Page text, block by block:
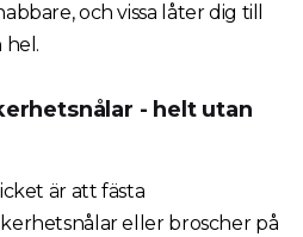
och vissa låter dig till
hel.
- helt utan
är att fästa
eller broscher på